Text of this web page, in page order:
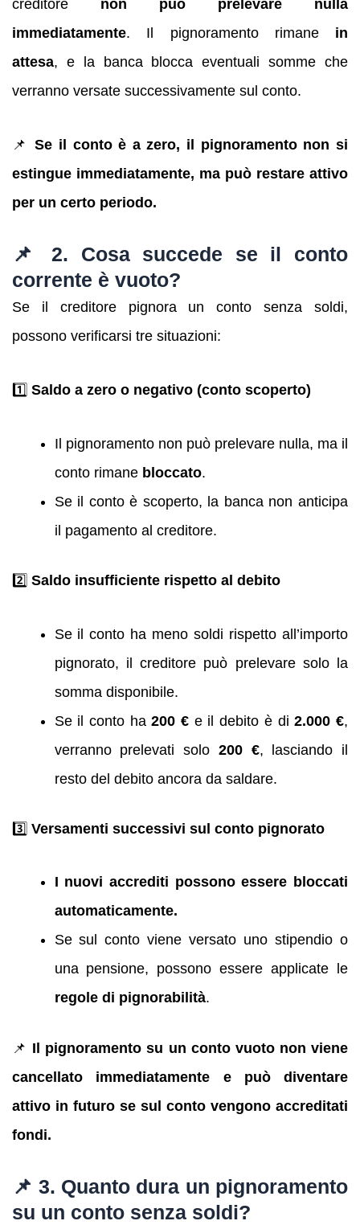
creditore non può prelevare nulla
immediatamente. Il pignoramento rimane in
attesa, e la banca blocca eventuali somme che
verranno versate successivamente sul conto.
📌Se il conto è a zero, il pignoramento non si
estingue immediatamente, ma può restare attivo
per un certo periodo.
📌 2. Cosa succede se il conto
corrente è vuoto?
Se il creditore pignora un conto senza soldi,
possono verificarsi tre situazioni:
1️⃣ Saldo a zero o negativo (conto scoperto)
Il pignoramento non può prelevare nulla, ma il
conto rimane bloccato.
Se il conto è scoperto, la banca non anticipa
il pagamento al creditore.
2️⃣ Saldo insufficiente rispetto al debito
Se il conto ha meno soldi rispetto all’importo
pignorato, il creditore può prelevare solo la
somma disponibile.
Se il conto ha200 € e il debito è di2.000 €,
verranno prelevati solo 200 €, lasciando il
resto del debito ancora da saldare.
3️⃣ Versamenti successivi sul conto pignorato
I nuovi accrediti possono essere bloccati
automaticamente.
Se sul conto viene versato uno stipendio o
una pensione, possono essere applicate le
regole di pignorabilità.
📌 Il pignoramento su un conto vuoto non viene
cancellato immediatamente e può diventare
attivo in futuro se sul conto vengono accreditati
fondi.
📌 3. Quanto dura un pignoramento
su un conto senza soldi?